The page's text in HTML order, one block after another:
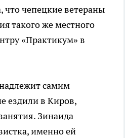
что чепецкие ветераны
такого же местного
«Практикум» в
самим
ездили в Киров,
Зинаида
именно ей